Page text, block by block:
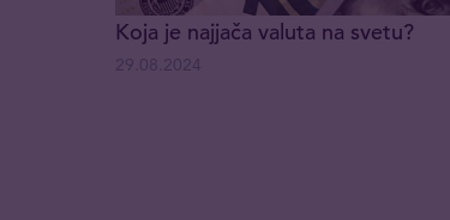
Koja je najjača valuta na svetu?